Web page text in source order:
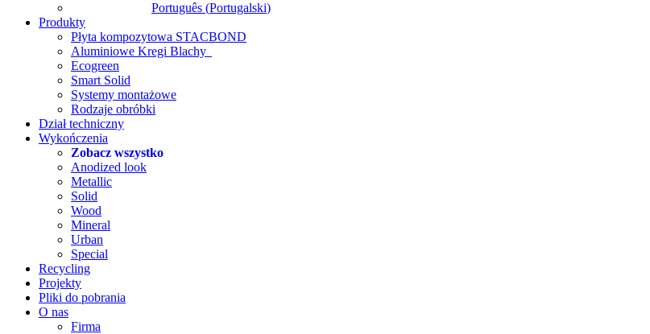
Português (Portugalski)
Produkty
Płyta kompozytowa STACBOND
Aluminiowe Kregi Blachy
Ecogreen
Smart Solid
Systemy montażowe
Rodzaje obróbki
Dział techniczny
Wykończenia
Zobacz wszystko
Anodized look
Metallic
Solid
Wood
Mineral
Urban
Special
Recycling
Projekty
Pliki do pobrania
O nas
Firma